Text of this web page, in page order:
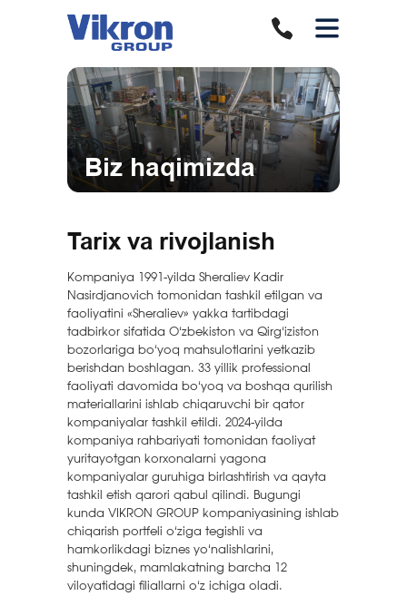
Biz haqimizda
Kompaniya 1991-yilda Sheraliev Kadir
Nasirdjanovich tomonidan tashkil etilgan va
faoliyatini «Sheraliev» yakka tartibdagi
tadbirkor sifatida O‘zbekiston va Qirg‘iziston
bozorlariga bo‘yoq mahsulotlarini yetkazib
berishdan boshlagan. 33 yillik professional
faoliyati davomida bo‘yoq va boshqa qurilish
materiallarini ishlab chiqaruvchi bir qator
kompaniyalar tashkil etildi. 2024-yilda
kompaniya rahbariyati tomonidan faoliyat
yuritayotgan korxonalarni yagona
kompaniyalar guruhiga birlashtirish va qayta
tashkil etish qarori qabul qilindi. Bugungi
kunda VIKRON GROUP kompaniyasining ishlab
chiqarish portfeli o‘ziga tegishli va
hamkorlikdagi biznes yo‘nalishlarini,
shuningdek, mamlakatning barcha 12
viloyatidagi filiallarni o‘z ichiga oladi.
Tarix va rivojlanish